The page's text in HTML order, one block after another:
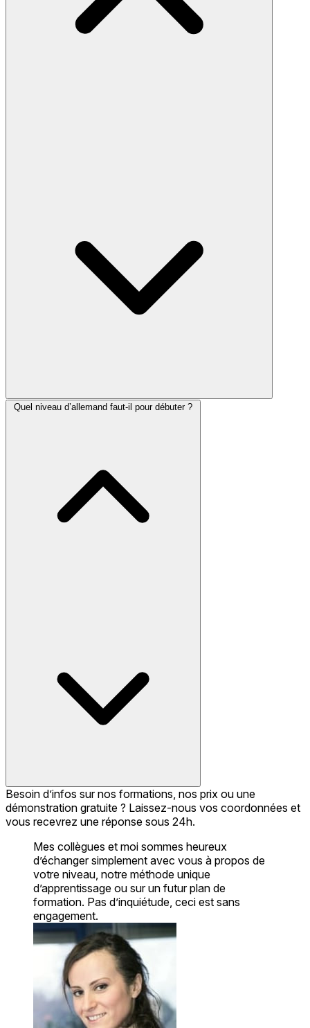
Quel niveau d’allemand faut-il pour débuter ?
Besoin d’infos sur nos formations, nos prix ou une
démonstration gratuite ? Laissez-nous vos coordonnées et
vous recevrez une réponse sous 24h.
Mes collègues et moi sommes heureux
d’échanger simplement avec vous à propos de
votre niveau, notre méthode unique
d’apprentissage ou sur un futur plan de
formation. Pas d’inquiétude, ceci est sans
engagement.